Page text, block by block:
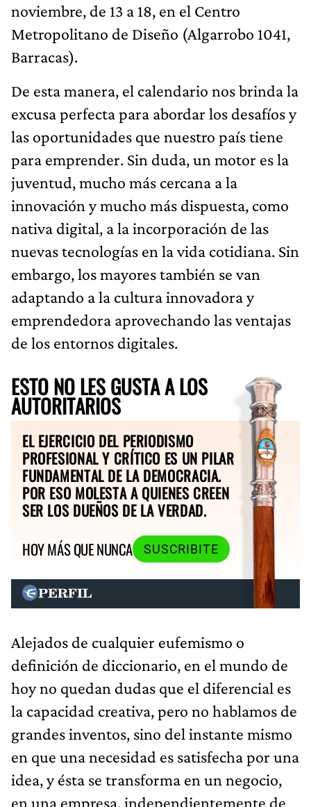
noviembre, de 13 a 18, en el Centro
Metropolitano de Diseño (Algarrobo 1041,
Barracas).
De esta manera, el calendario nos brinda la
excusa perfecta para abordar los desafíos y
las oportunidades que nuestro país tiene
para emprender. Sin duda, un motor es la
juventud, mucho más cercana a la
innovación y mucho más dispuesta, como
nativa digital, a la incorporación de las
nuevas tecnologías en la vida cotidiana. Sin
embargo, los mayores también se van
adaptando a la cultura innovadora y
emprendedora aprovechando las ventajas
de los entornos digitales.
ESTO NO LES GUSTA A LOS
AUTORITARIOS
EL EJERCICIO DEL PERIODISMO
PROFESIONAL Y CRÍTICO ES UN PILAR
FUNDAMENTAL DE LA DEMOCRACIA.
POR ESO MOLESTA A QUIENES CREEN
SER LOS DUEÑOS DE LA VERDAD.
HOY MÁS QUE NUNCA
SUSCRIBITE
Alejados de cualquier eufemismo o
definición de diccionario, en el mundo de
hoy no quedan dudas que el diferencial es
la capacidad creativa, pero no hablamos de
grandes inventos, sino del instante mismo
en que una necesidad es satisfecha por una
idea, y ésta se transforma en un negocio,
en una empresa, independientemente de